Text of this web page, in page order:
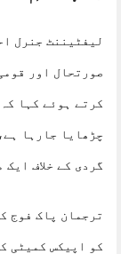
لیفٹیننٹ جنرل
صورتحال اور
کرتے ہوئے کہا
چڑھایا جارہا
گردی کے خلاف ایک
کو اپیکس کمیٹی